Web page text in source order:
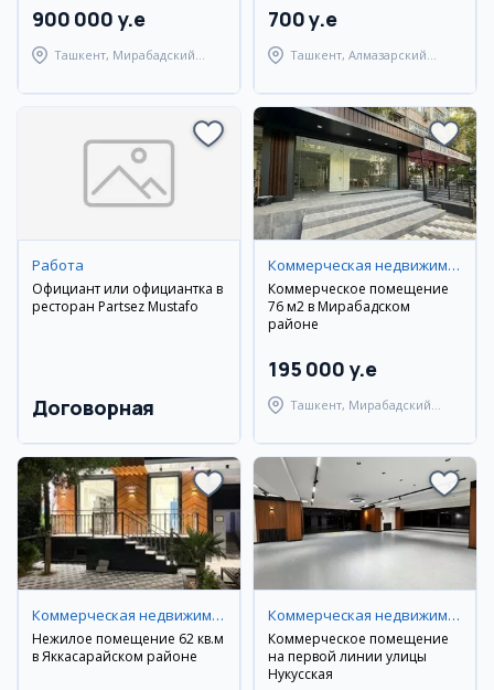
900 000 y.e
Ташкент, Мирабадский
700 y.e
Ташкент, Алмазарский
Работа
Официант или официантка в
ресторан Partsez Mustafo
Договорная
Коммерческая недвижимость
Коммерческое помещение
76 м2 в Мирабадском
районе
195 000 y.e
Ташкент, Мирабадский
Коммерческая недвижимость
Нежилое помещение 62 кв.м
в Яккасарайском районе
Коммерческая недвижимость
Коммерческое помещение
на первой линии улицы
Нукусская